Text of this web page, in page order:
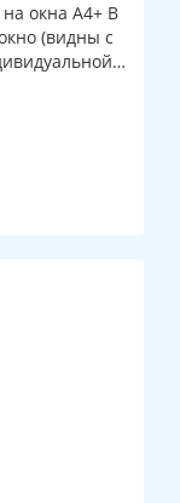
окна А4+ В
(видны с
клапаном)